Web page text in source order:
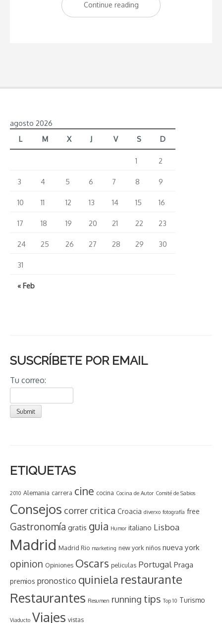
Continue reading “Restaurante
Andrea
agosto 2026
L
M X J V S D
« Feb
1 2
3 4 5 6 7 8 9
10 11 12 13 14 15 16
17 18 19 20 21 22 23
24 25 26 27 28 29 30
31
SUSCRÍBETE POR EMAIL
Tu correo:
ETIQUETAS
2010 Alemania carrera cine cocina Cocina de Autor Comité de Sabios
Consejos correr critica Croacia diverxo fotografía free
Gastronomía gratis guia Humor italiano Lisboa
Madrid Madrid Rio marketing new york niños nueva york
opinion Opiniones Oscars peliculas Portugal Praga
premios pronostico quiniela restaurante
Restaurantes Resumen running tips Top 10 Turismo
Viaducto Viajes vistas